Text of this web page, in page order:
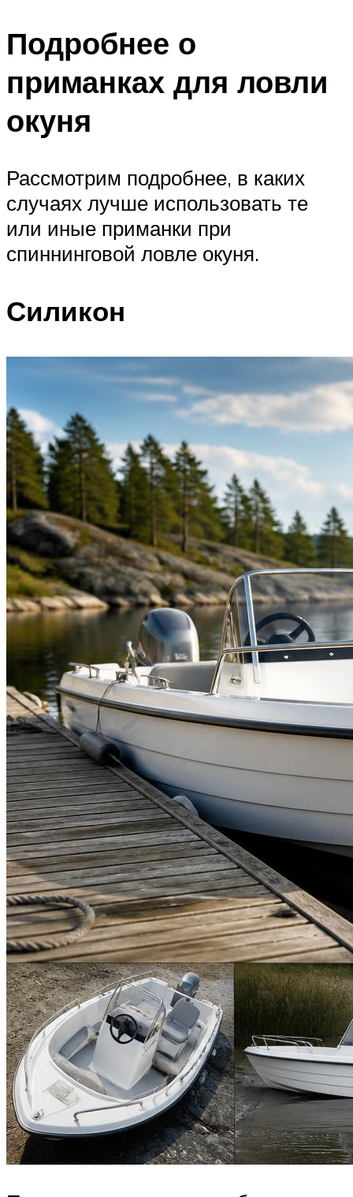
Подробнее о
приманках для ловли
окуня
Рассмотрим подробнее, в каких
случаях лучше использовать те
или иные приманки при
спиннинговой ловле окуня.
Силикон